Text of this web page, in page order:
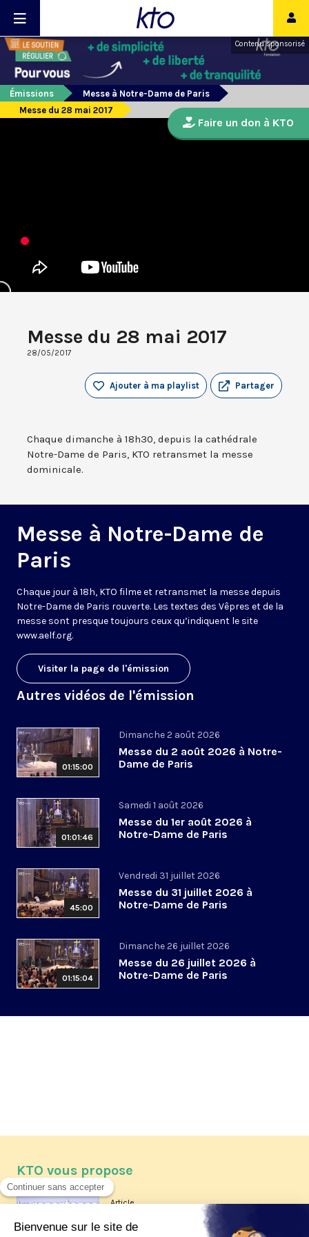
Contenu sponsorisé
Émissions
Messe à Notre-Dame de Paris
Messe du 28 mai 2017
Messe du 28 mai 2017
28/05/2017
Partager
Ajouter à ma playlist
Chaque dimanche à 18h30, depuis la cathédrale
Notre-Dame de Paris, KTO retransmet la messe
dominicale.
Messe à Notre-Dame de
Paris
Chaque jour à 18h, KTO filme et retransmet la messe depuis
Notre-Dame de Paris rouverte. Les textes des Vêpres et de la
messe sont presque toujours ceux qu’indiquent le site
www.aelf.org.
Visiter la page de l'émission
Autres vidéos de l'émission
01:15:00
Dimanche 2 août 2026
Messe du 2 août 2026 à Notre-
Dame de Paris
01:01:46
Samedi 1 août 2026
Messe du 1er août 2026 à
Notre-Dame de Paris
45:00
Vendredi 31 juillet 2026
Messe du 31 juillet 2026 à
Notre-Dame de Paris
01:15:04
Dimanche 26 juillet 2026
Messe du 26 juillet 2026 à
Notre-Dame de Paris
Faire un don à KTO
KTO vous propose
Article
Les reportages d'été 2026 de KTO